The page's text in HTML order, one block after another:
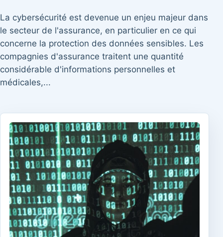
La cybersécurité est devenue un enjeu majeur dans
le secteur de l'assurance, en particulier en ce qui
concerne la protection des données sensibles. Les
compagnies d'assurance traitent une quantité
considérable d'informations personnelles et
médicales,...